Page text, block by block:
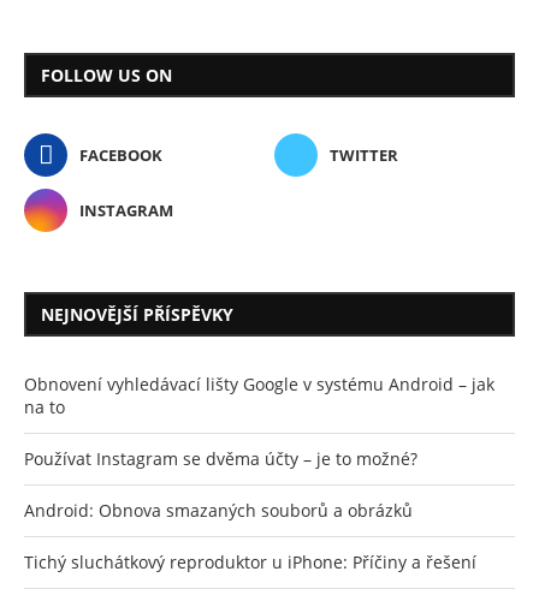
FOLLOW US ON
FACEBOOK TWITTER
INSTAGRAM
NEJNOVĚJŠÍ PŘÍSPĚVKY
Obnovení vyhledávací lišty Google v systému Android – jak
na to
Používat Instagram se dvěma účty – je to možné?
Android: Obnova smazaných souborů a obrázků
Tichý sluchátkový reproduktor u iPhone: Příčiny a řešení